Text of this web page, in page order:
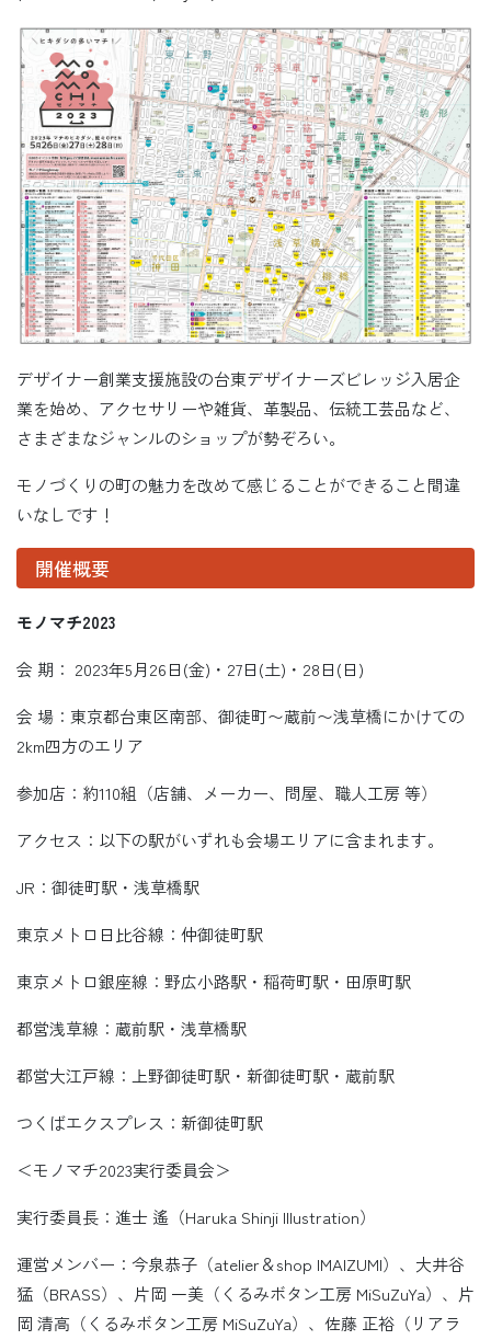
デザイナー創業支援施設の台東デザイナーズビレッジ入居企
業を始め、アクセサリーや雑貨、革製品、伝統工芸品など、
さまざまなジャンルのショップが勢ぞろい。
モノづくりの町の魅力を改めて感じることができること間違
いなしです！
開催概要
モノマチ2023
会 期： 2023年5月26日(金)・27日(土)・28日(日)
会 場：東京都台東区南部、御徒町〜蔵前〜浅草橋にかけての
2km四方のエリア
参加店：約110組（店舗、メーカー、問屋、職人工房 等）
アクセス：以下の駅がいずれも会場エリアに含まれます。
JR：御徒町駅・浅草橋駅
東京メトロ日比谷線：仲御徒町駅
東京メトロ銀座線：野広小路駅・稲荷町駅・田原町駅
都営浅草線：蔵前駅・浅草橋駅
都営大江戸線：上野御徒町駅・新御徒町駅・蔵前駅
つくばエクスプレス：新御徒町駅
＜モノマチ2023実行委員会＞
実行委員長：進士 遙（Haruka Shinji Illustration）
運営メンバー：今泉恭子（atelier＆shop IMAIZUMI）、大井谷
猛（BRASS）、片岡 一美（くるみボタン工房 MiSuZuYa）、片
岡 清高（くるみボタン工房 MiSuZuYa）、佐藤 正裕（リアラ